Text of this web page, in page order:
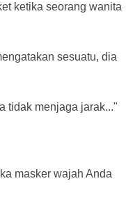
ketika seorang wanita
sesuatu, dia
tidak menjaga jarak..."
masker wajah Anda